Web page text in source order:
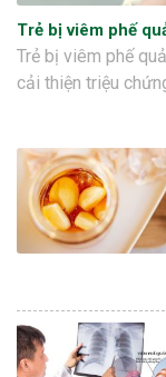
Trẻ bị viêm phế
Trẻ bị viêm phế
cải thiện triệu